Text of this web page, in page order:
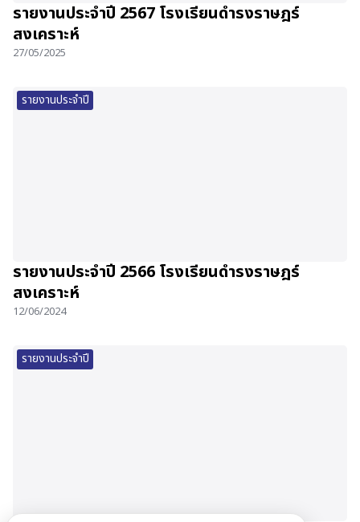
รายงานประจำปี 2567 โรงเรียนดำรงราษฎร์
สงเคราะห์
27/05/2025
รายงานประจำปี
รายงานประจำปี 2566 โรงเรียนดำรงราษฎร์
สงเคราะห์
12/06/2024
รายงานประจำปี